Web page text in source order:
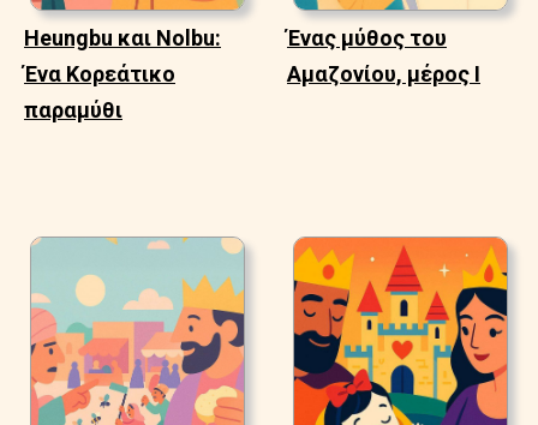
Heungbu και Nolbu:
Ένα Κορεάτικο
παραμύθι
Ένας μύθος του
Αμαζονίου, μέρος Ι